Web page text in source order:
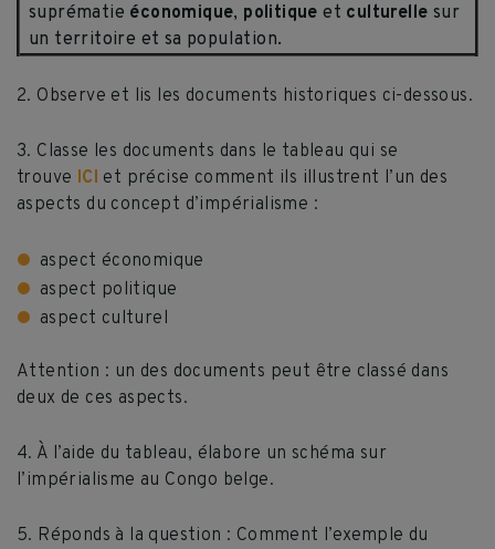
suprématie économique, politique et culturelle sur
un territoire et sa population.
2. Observe et lis les documents historiques ci-dessous.
3. Classe les documents dans le tableau qui se
trouve ICI et précise comment ils illustrent l’un des
aspects du concept d’impérialisme :
aspect économique
aspect politique
aspect culturel
Attention : un des documents peut être classé dans
deux de ces aspects.
4. À l’aide du tableau, élabore un schéma sur
l’impérialisme au Congo belge.
5. Réponds à la question : Comment l’exemple du